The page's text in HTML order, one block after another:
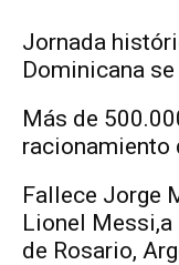
Jornada
Dominicana
Más de
racionamiento
Fallece Jorge
Lionel Messi,a
de Rosario,